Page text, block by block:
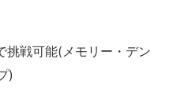
戦可能(メモリー・デン
)